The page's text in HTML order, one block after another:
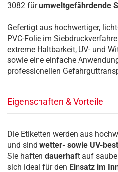
3082 fürumweltgefährdende
Gefertigt aus hochwertiger,
PVC-Folie im
extreme Haltbarkeit, UV- und
sowie eine einfache
professionellen
Eigenschaften & Vorteile
Die Etiketten werden aus
und sind wetter- sowie UV-
Sie haften dauerhaft auf
sich ideal für den Einsatz im